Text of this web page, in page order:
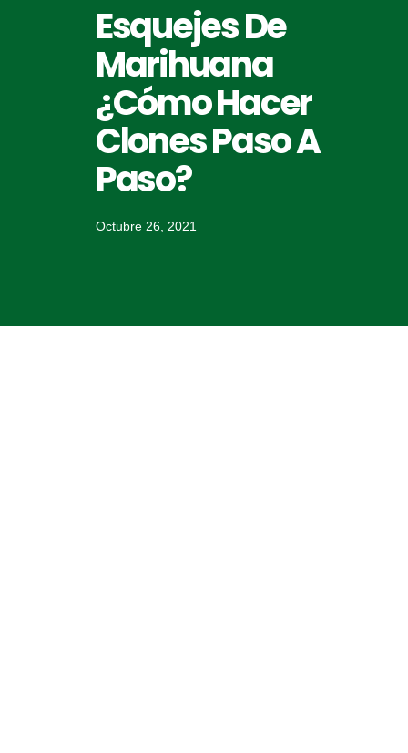
Esquejes De
Marihuana
¿Cómo Hacer
Clones Paso A
Paso?
Octubre 26, 2021